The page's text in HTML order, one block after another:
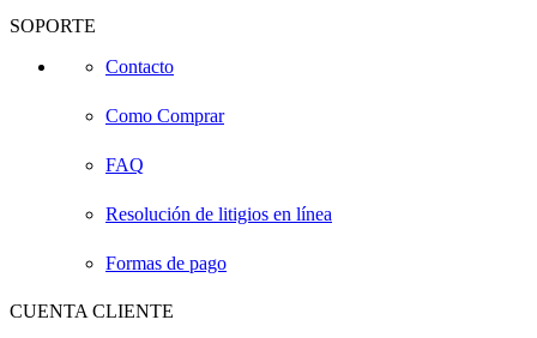
SOPORTE
Contacto
Como Comprar
FAQ
Resolución de litigios en línea
Formas de pago
CUENTA CLIENTE